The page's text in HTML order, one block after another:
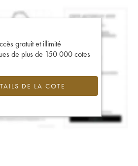
gratuit et illimité
de plus de 150 000 cotes
DE LA COTE